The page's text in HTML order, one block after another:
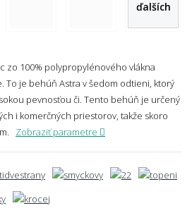
ďalších
zo 100% polypropylénového vlákna
To je behúň Astra v šedom odtieni, ktorý
pevnosťou či. Tento behúň je určený
i komerčných priestorov, takže skoro
Zobraziť parametre